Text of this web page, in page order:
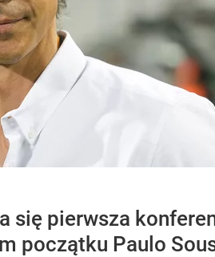
się pierwsza
początku Paulo